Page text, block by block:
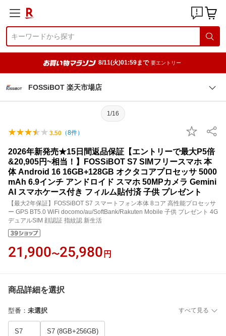
8/11(火)01:59まで 要エントリー
FOSSiBOT 楽天市場店
1/16
3.50 （8件）
2026年新発売★15日間返品保証【エントリーで最大P5倍
&20,905円~相当！】FOSSiBOT S7 SIMフリースマホ 本
体 Android 16 16GB+128GB オクタコアプロセッサ 5000
mAh 6.9インチ アンドロイド スマホ 50MPカメラ Gemini
AI スマホケース付き フィルム貼付済 子供 プレゼント
【最大2年保証】FOSSiBOT S7 スマートフォン本体 8コア 高性能プロセッサ
ー GPS BT5.0 WiFi docomo/au/SoftBank/Rakuten Mobile 子供 プレゼント 4G
デュアルSIM 顔認証 指紋認 新生活
21,900〜25,980 円
商品詳細を選択
型番 ： 未選択 すべて見る
S7 S7 (8GB+256GB)